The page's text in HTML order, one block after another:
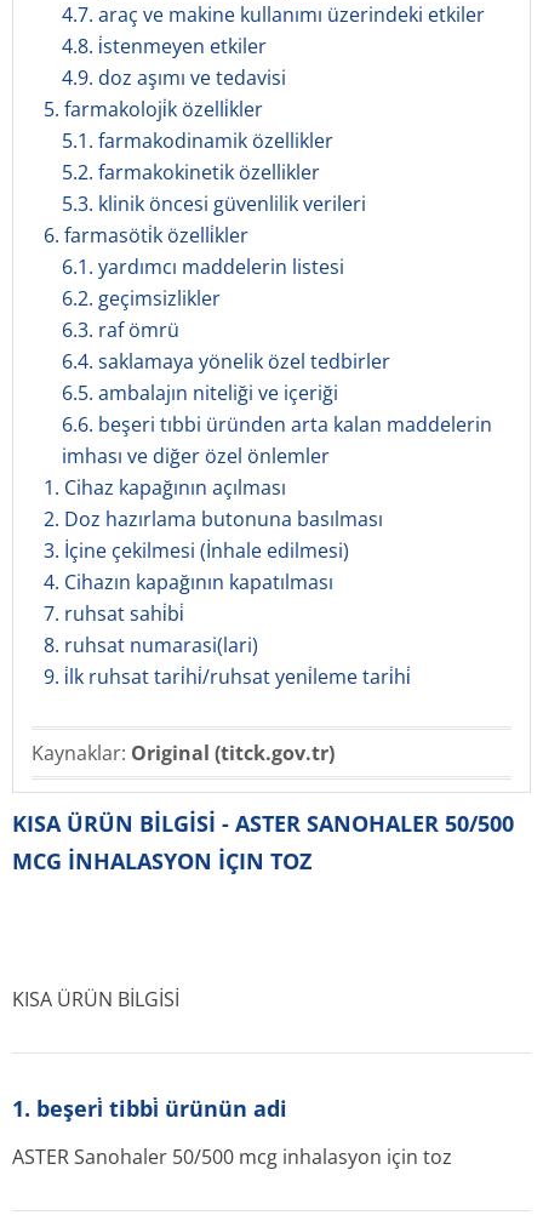
4.7. araç ve makine kullanımı üzerindeki etkiler
4.8. i̇stenmeyen etkiler
4.9. doz aşımı ve tedavisi
5. farmakoloji̇k özelli̇kler
5.1. farmakodinamik özellikler
5.2. farmakokinetik özellikler
5.3. klinik öncesi güvenlilik verileri
6. farmasöti̇k özelli̇kler
6.1. yardımcı maddelerin listesi
6.2. geçimsizlikler
6.3. raf ömrü
6.4. saklamaya yönelik özel tedbirler
6.5. ambalajın niteliği ve içeriği
6.6. beşeri tıbbi üründen arta kalan maddelerin
imhası ve diğer özel önlemler
1. Cihaz kapağının açılması
2. Doz hazırlama butonuna basılması
3. İçine çekilmesi (İnhale edilmesi)
4. Cihazın kapağının kapatılması
7. ruhsat sahi̇bi̇
8. ruhsat numarasi(lari)
9. i̇lk ruhsat tari̇hi̇/ruhsat yeni̇leme tari̇hi̇
Kaynaklar: Original (titck.gov.tr)
KISA ÜRÜN BİLGİSİ - ASTER SANOHALER 50/500
MCG İNHALASYON İÇIN TOZ
KISA ÜRÜN BİLGİSİ
1. beşeri̇ tibbi̇ ürünün adi
ASTER Sanohaler 50/500 mcg inhalasyon için toz